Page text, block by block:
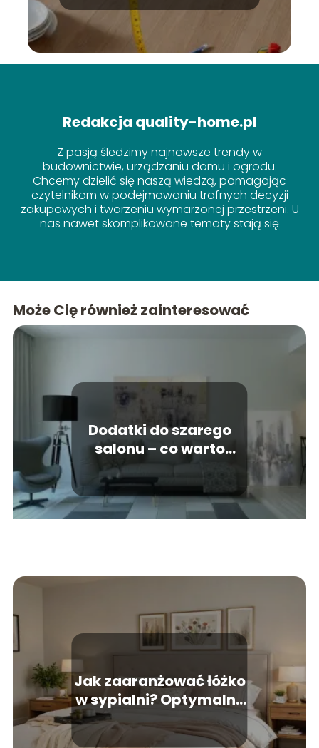
Redakcja quality-home.pl
Z pasją śledzimy najnowsze trendy w
budownictwie, urządzaniu domu i ogrodu.
Chcemy dzielić się naszą wiedzą, pomagając
czytelnikom w podejmowaniu trafnych decyzji
zakupowych i tworzeniu wymarzonej przestrzeni. U
nas nawet skomplikowane tematy stają się
Może Cię również zainteresować
Dodatki do szarego
salonu – co warto
wybrać?
Jak zaaranżować łóżko
w sypialni? Optymalne
rozmieszczenia dla
wygody i elegancji